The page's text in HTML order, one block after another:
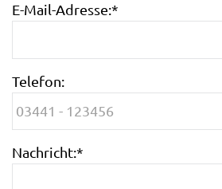
E-Mail-Adresse:*
Telefon:
Nachricht:*